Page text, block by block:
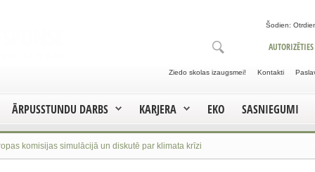
Šodien:
AUTORIZĒTIES
Kontakti
Ziedo skolas izaugsmei!
ĀRPUSSTUNDU DARBS KARJERA EKO SASNIEGUMI
komisijas simulācijā un diskutē par klimata krīzi